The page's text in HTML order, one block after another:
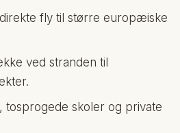
fly til større europæiske
ved stranden til
tosprogede skoler og private